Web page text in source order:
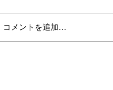
コメントを追加…